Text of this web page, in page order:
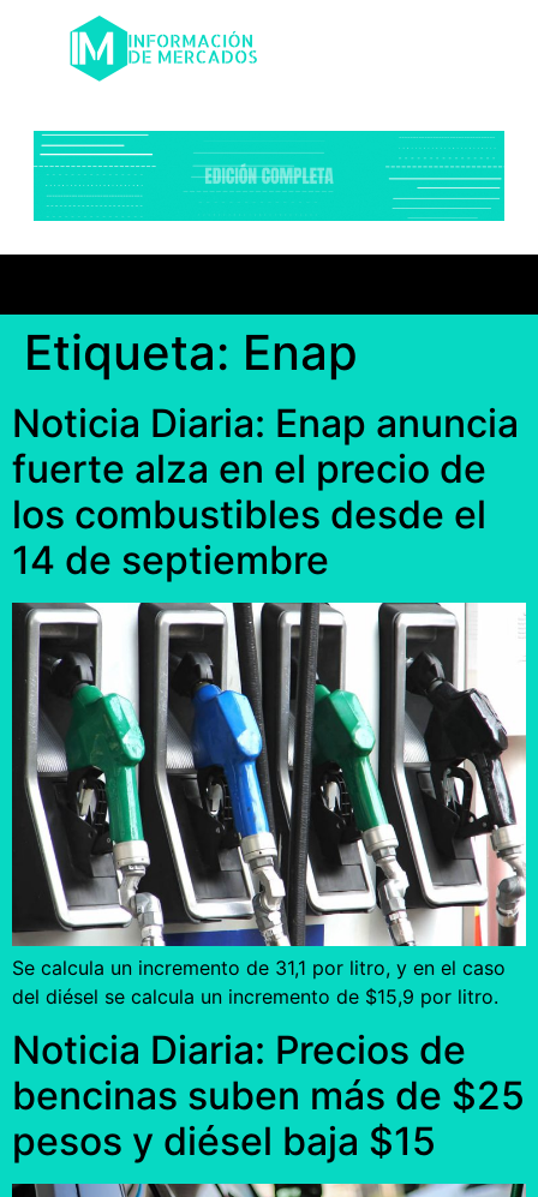
Etiqueta: Enap
Noticia Diaria: Enap anuncia
fuerte alza en el precio de
los combustibles desde el
14 de septiembre
Se calcula un incremento de 31,1 por litro, y en el caso
del diésel se calcula un incremento de $15,9 por litro.
Noticia Diaria: Precios de
bencinas suben más de $25
pesos y diésel baja $15